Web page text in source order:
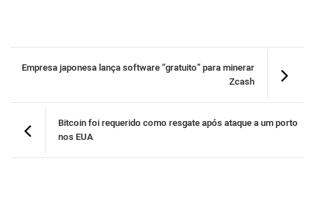
Empresa japonesa lança software “gratuito” para minerar
Zcash
Bitcoin foi requerido como resgate após ataque a um porto
nos EUA